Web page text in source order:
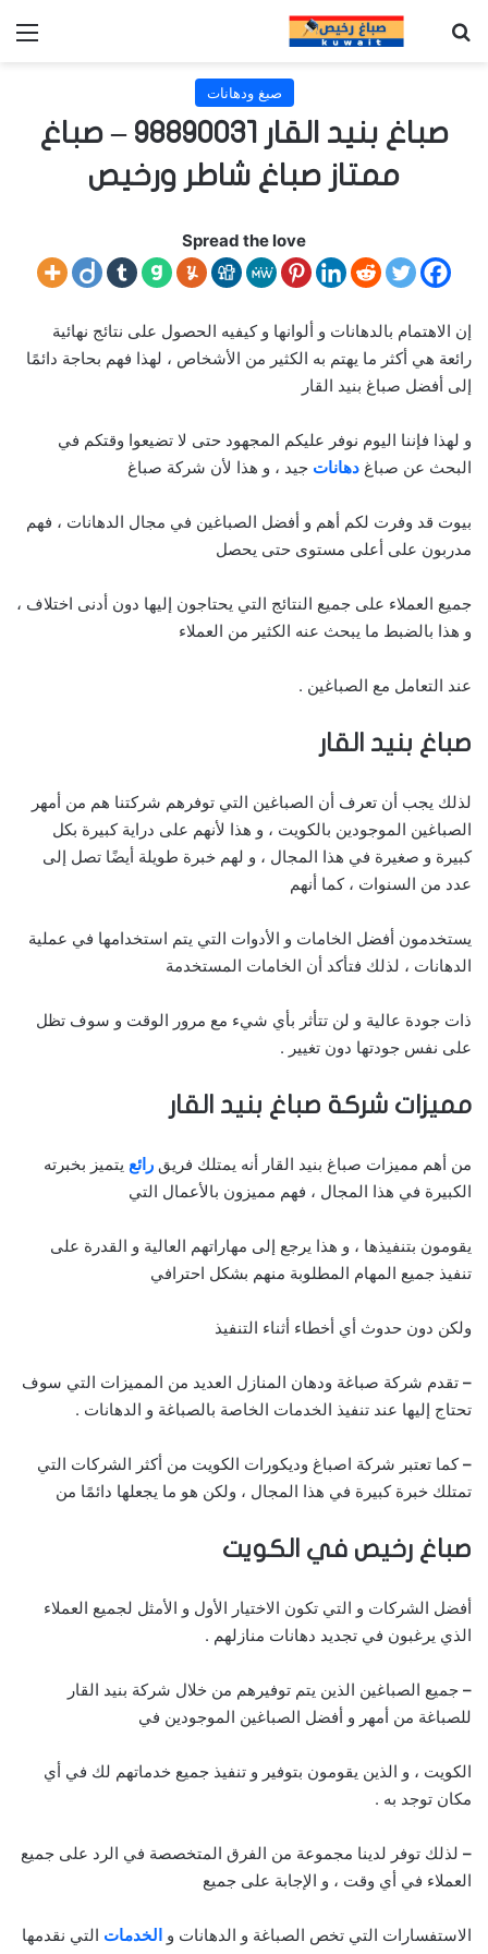
صبغ ودهانات
صباغ بنيد القار 98890031 – صباغ
ممتاز صباغ شاطر ورخيص
Spread the love
إن الاهتمام بالدهانات و ألوانها و كيفيه الحصول على نتائج نهائية
رائعة هي أكثر ما يهتم به الكثير من الأشخاص ، لهذا فهم بحاجة دائمًا
إلى أفضل صباغ بنيد القار
و لهذا فإننا اليوم نوفر عليكم المجهود حتى لا تضيعوا وقتكم في
البحث عن صباغ دهانات جيد ، و هذا لأن شركة صباغ
بيوت قد وفرت لكم أهم و أفضل الصباغين في مجال الدهانات ، فهم
مدربون على أعلى مستوى حتى يحصل
جميع العملاء على جميع النتائج التي يحتاجون إليها دون أدنى اختلاف ،
و هذا بالضبط ما يبحث عنه الكثير من العملاء
عند التعامل مع الصباغين .
صباغ بنيد القار
لذلك يجب أن تعرف أن الصباغين التي توفرهم شركتنا هم من أمهر
الصباغين الموجودين بالكويت ، و هذا لأنهم على دراية كبيرة بكل
كبيرة و صغيرة في هذا المجال ، و لهم خبرة طويلة أيضًا تصل إلى
عدد من السنوات ، كما أنهم
يستخدمون أفضل الخامات و الأدوات التي يتم استخدامها في عملية
الدهانات ، لذلك فتأكد أن الخامات المستخدمة
ذات جودة عالية و لن تتأثر بأي شيء مع مرور الوقت و سوف تظل
على نفس جودتها دون تغيير .
مميزات شركة صباغ بنيد القار
من أهم مميزات صباغ بنيد القار أنه يمتلك فريق رائع يتميز بخبرته
الكبيرة في هذا المجال ، فهم مميزون بالأعمال التي
يقومون بتنفيذها ، و هذا يرجع إلى مهاراتهم العالية و القدرة على
تنفيذ جميع المهام المطلوبة منهم بشكل احترافي
ولكن دون حدوث أي أخطاء أثناء التنفيذ
– تقدم شركة صباغة ودهان المنازل العديد من المميزات التي سوف
تحتاج إليها عند تنفيذ الخدمات الخاصة بالصباغة و الدهانات .
–كما تعتبر شركة اصباغ وديكورات الكويت من أكثر الشركات التي
تمتلك خبرة كبيرة في هذا المجال ، ولكن هو ما يجعلها دائمًا من
صباغ رخيص في الكويت
أفضل الشركات و التي تكون الاختيار الأول و الأمثل لجميع العملاء
الذي يرغبون في تجديد دهانات منازلهم .
– جميع الصباغين الذين يتم توفيرهم من خلال شركة بنيد القار
للصباغة من أمهر و أفضل الصباغين الموجودين في
الكويت ، و الذين يقومون بتوفير و تنفيذ جميع خدماتهم لك في أي
مكان توجد به .
– لذلك توفر لدينا مجموعة من الفرق المتخصصة في الرد على جميع
العملاء في أي وقت ، و الإجابة على جميع
الاستفسارات التي تخص الصباغة و الدهانات و الخدمات التي نقدمها